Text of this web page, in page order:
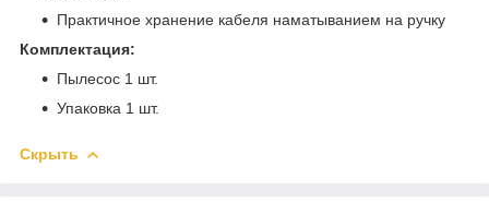
Практичное хранение кабеля наматыванием на ручку
Комплектация:
Пылесос 1 шт.
Упаковка 1 шт.
Скрыть